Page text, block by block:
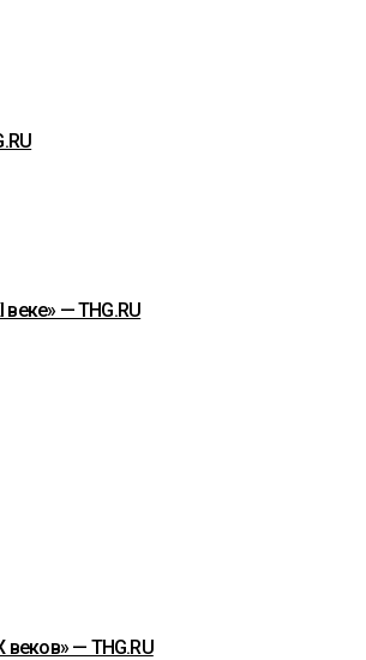
— THG.RU
веков» — THG.RU